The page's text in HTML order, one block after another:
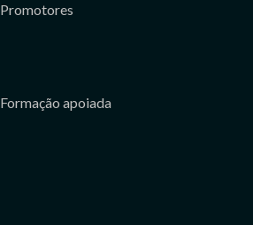
Promotores
Formação apoiada